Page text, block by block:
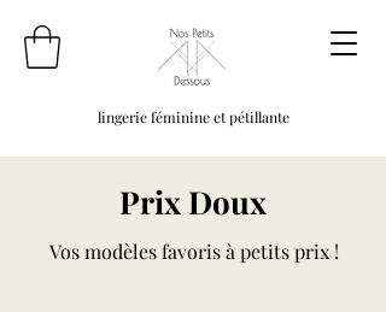
lingerie féminine et pétillante
Prix Doux
Vos modèles favoris à petits prix !